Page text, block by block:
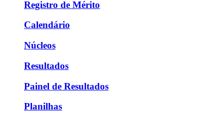
Registro de Mérito
Calendário
Núcleos
Resultados
Painel de Resultados
Planilhas